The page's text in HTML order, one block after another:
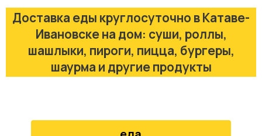
Доставка еды круглосуточно в Катаве-
Ивановске на дом: суши, роллы,
шашлыки, пироги, пицца, бургеры,
шаурма и другие продукты
кухня